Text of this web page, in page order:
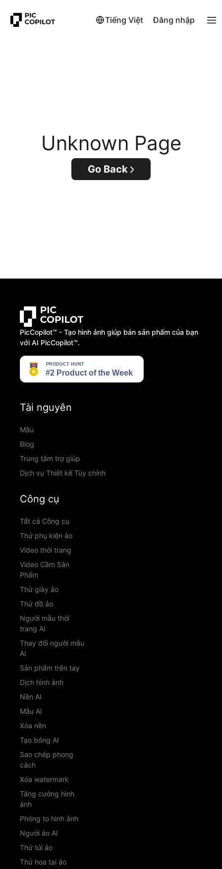
Tiếng Việt Đăng nhập
Unknown Page
Go Back
PicCopilot™️ - Tạo hình ảnh giúp bán sản phẩm của bạn
với AI PicCopilot™️.
Tài nguyên
Mẫu
Blog
Trung tâm trợ giúp
Dịch vụ Thiết kế Tùy chỉnh
Công cụ
Tất cả Công cụ
Thử phụ kiện ảo
Video thời trang
Video Cầm Sản
Phẩm
Thử giày ảo
Thử đồ ảo
Người mẫu thời
trang AI
Thay đổi người mẫu
AI
Sản phẩm trên tay
Dịch hình ảnh
Nền AI
Mẫu AI
Xóa nền
Tạo bóng AI
Sao chép phong
cách
Xóa watermark
Tăng cường hình
ảnh
Phóng to hình ảnh
Người ảo AI
Thử túi ảo
Thử hoa tai ảo